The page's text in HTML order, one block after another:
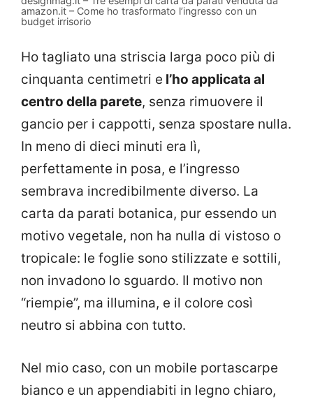
amazon.it – Come ho trasformato l’ingresso con un
budget irrisorio
Ho tagliato una striscia larga poco più di
cinquanta centimetri e l’ho applicata al
centro della parete, senza rimuovere il
gancio per i cappotti, senza spostare nulla.
In meno di dieci minuti era lì,
perfettamente in posa, e l’ingresso
sembrava incredibilmente diverso. La
carta da parati botanica, pur essendo un
motivo vegetale, non ha nulla di vistoso o
tropicale: le foglie sono stilizzate e sottili,
non invadono lo sguardo. Il motivo non
“riempie”, ma illumina, e il colore così
neutro si abbina con tutto.
Nel mio caso, con un mobile portascarpe
bianco e un appendiabiti in legno chiaro,